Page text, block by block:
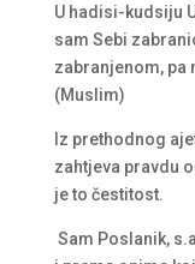
U hadisi-kudsiju
sam Sebi
zabranjenom, pa
(Muslim)
Iz prethodnog
zahtjeva pravdu
je to čestitost.
Sam Poslanik,